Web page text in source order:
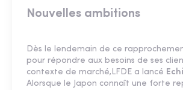
Nouvelles
Dès le lendemain de ce
pour répondre aux besoins de ses
contexte de marché,LFDE a lancé
Alorsque le Japon connaît une forte